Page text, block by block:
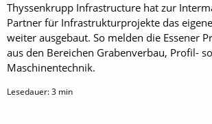
Thyssenkrupp Infrastructure hat zur
Partner für Infrastruktur­projekte das
weiter ausgebaut. So melden die Essener
aus den Bereichen Grabenverbau, Profil-
Maschinentechnik.
Lesedauer:3 min